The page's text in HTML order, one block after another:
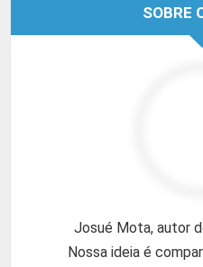
SOBRE
Josué Mota, autor
Nossa ideia é